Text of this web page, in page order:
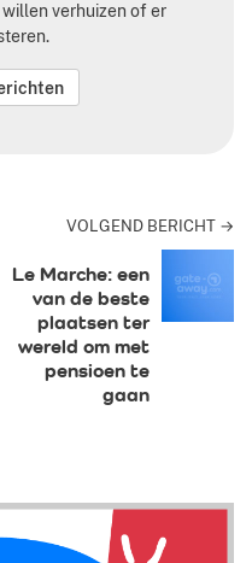
verhuizen of er
VOLGEND BERICHT →
Le Marche: een
van de beste
plaatsen ter
wereld om met
pensioen te
gaan